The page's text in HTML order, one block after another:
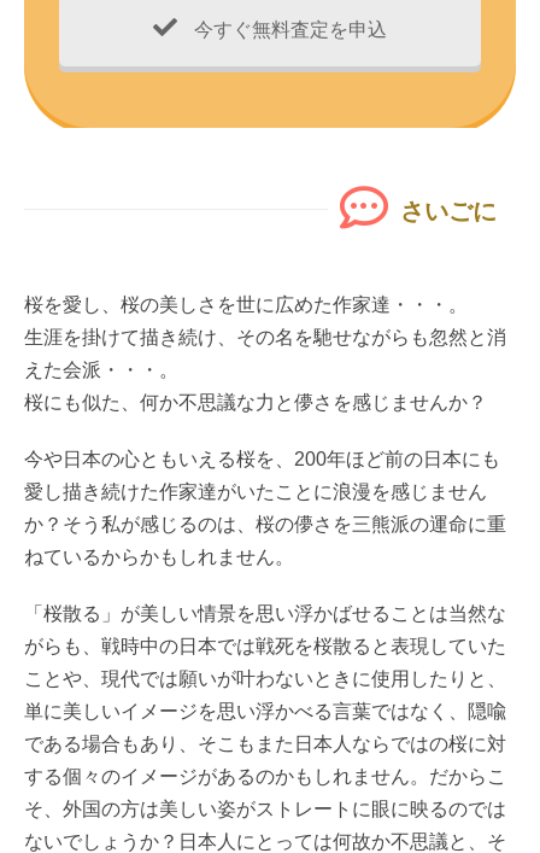
今すぐ無料査定を申込
さいごに
桜を愛し、桜の美しさを世に広めた作家達・・・。
生涯を掛けて描き続け、その名を馳せながらも忽然と消
えた会派・・・。
桜にも似た、何か不思議な力と儚さを感じませんか？
今や日本の心ともいえる桜を、200年ほど前の日本にも
愛し描き続けた作家達がいたことに浪漫を感じません
か？そう私が感じるのは、桜の儚さを三熊派の運命に重
ねているからかもしれません。
「桜散る」が美しい情景を思い浮かばせることは当然な
がらも、戦時中の日本では戦死を桜散ると表現していた
ことや、現代では願いが叶わないときに使用したりと、
単に美しいイメージを思い浮かべる言葉ではなく、隠喩
である場合もあり、そこもまた日本人ならではの桜に対
する個々のイメージがあるのかもしれません。だからこ
そ、外国の方は美しい姿がストレートに眼に映るのでは
ないでしょうか？日本人にとっては何故か不思議と、そ